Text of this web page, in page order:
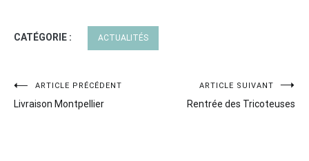
CATÉGORIE : ACTUALITÉS
Navigation
de
ARTICLE PRÉCÉDENT
Livraison Montpellier
ARTICLE SUIVANT
Rentrée des Tricoteuses